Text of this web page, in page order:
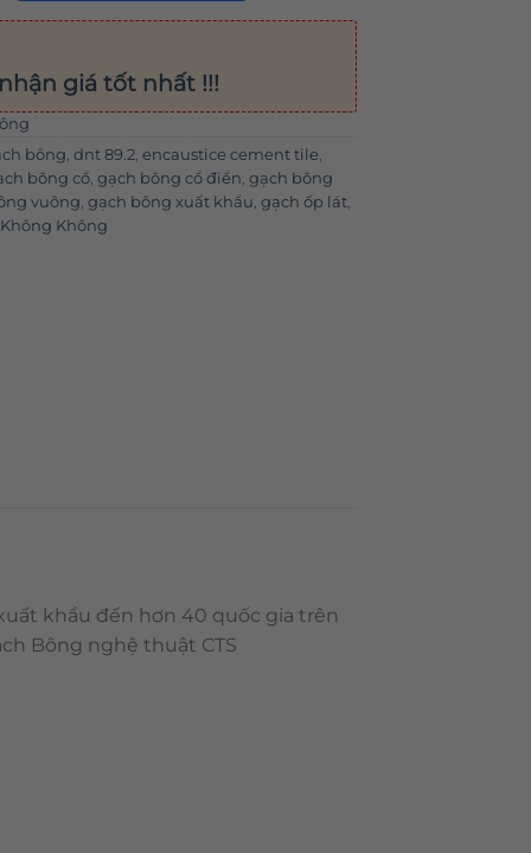
giá tốt nhất !!!
bông, dnt 89.2, encaustice cement tile,
bông cổ, gạch bông cổ điển, gạch bông
vuông, gạch bông xuất khẩu, gạch ốp lát,
Không
khẩu đến hơn 40 quốc gia trên
Bông nghệ thuật CTS